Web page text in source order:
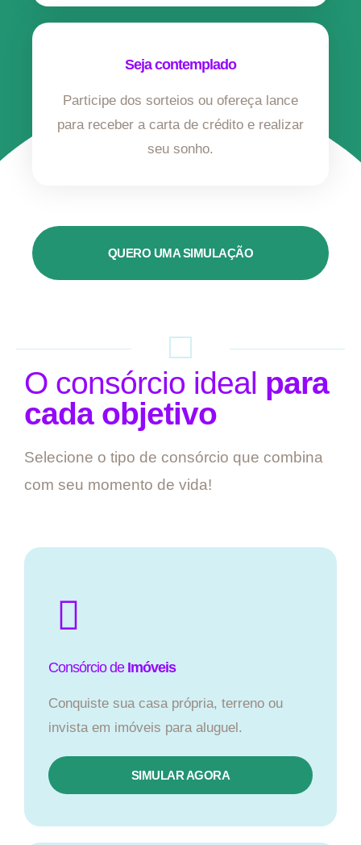
Seja contemplado
Participe dos sorteios ou ofereça lance
para receber a carta de crédito e realizar
seu sonho.
QUERO UMA SIMULAÇÃO
O consórcio ideal para
cada objetivo
Selecione o tipo de consórcio que combina
com seu momento de vida!
Consórcio de Imóveis
Conquiste sua casa própria, terreno ou
invista em imóveis para aluguel.
SIMULAR AGORA​